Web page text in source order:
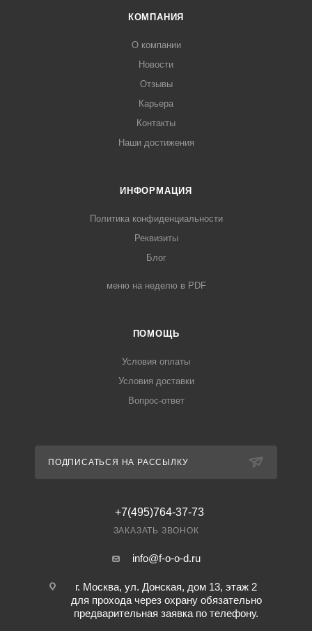
КОМПАНИЯ
О компании
Новости
Отзывы
Карьера
Контакты
Наши достижения
ИНФОРМАЦИЯ
Политика конфиденциальности
Реквизиты
Блог
меню на неделю в PDF
ПОМОЩЬ
Условия оплаты
Условия доставки
Вопрос-ответ
ПОДПИСАТЬСЯ НА РАССЫЛКУ
+7(495)764-37-73
ЗАКАЗАТЬ ЗВОНОК
info@f-o-o-d.ru
г. Москва, ул. Донская, дом 13, этаж 2
для прохода через охрану обязательно
предварительная заявка по телефону.